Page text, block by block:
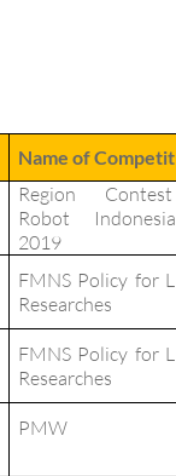
Name of
Region
Robot
2019
FMNS Policy for
Researches
FMNS Policy for
Researches
PMW